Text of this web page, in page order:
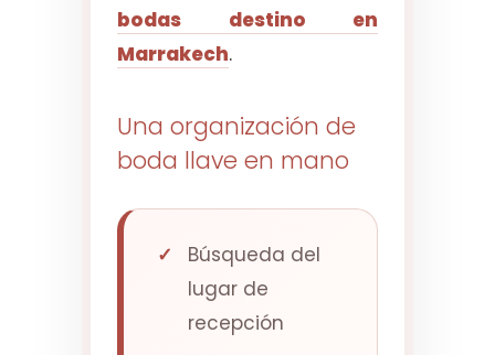
bodas destino en
Marrakech.
Una organización de
boda llave en mano
Búsqueda del
lugar de
recepción